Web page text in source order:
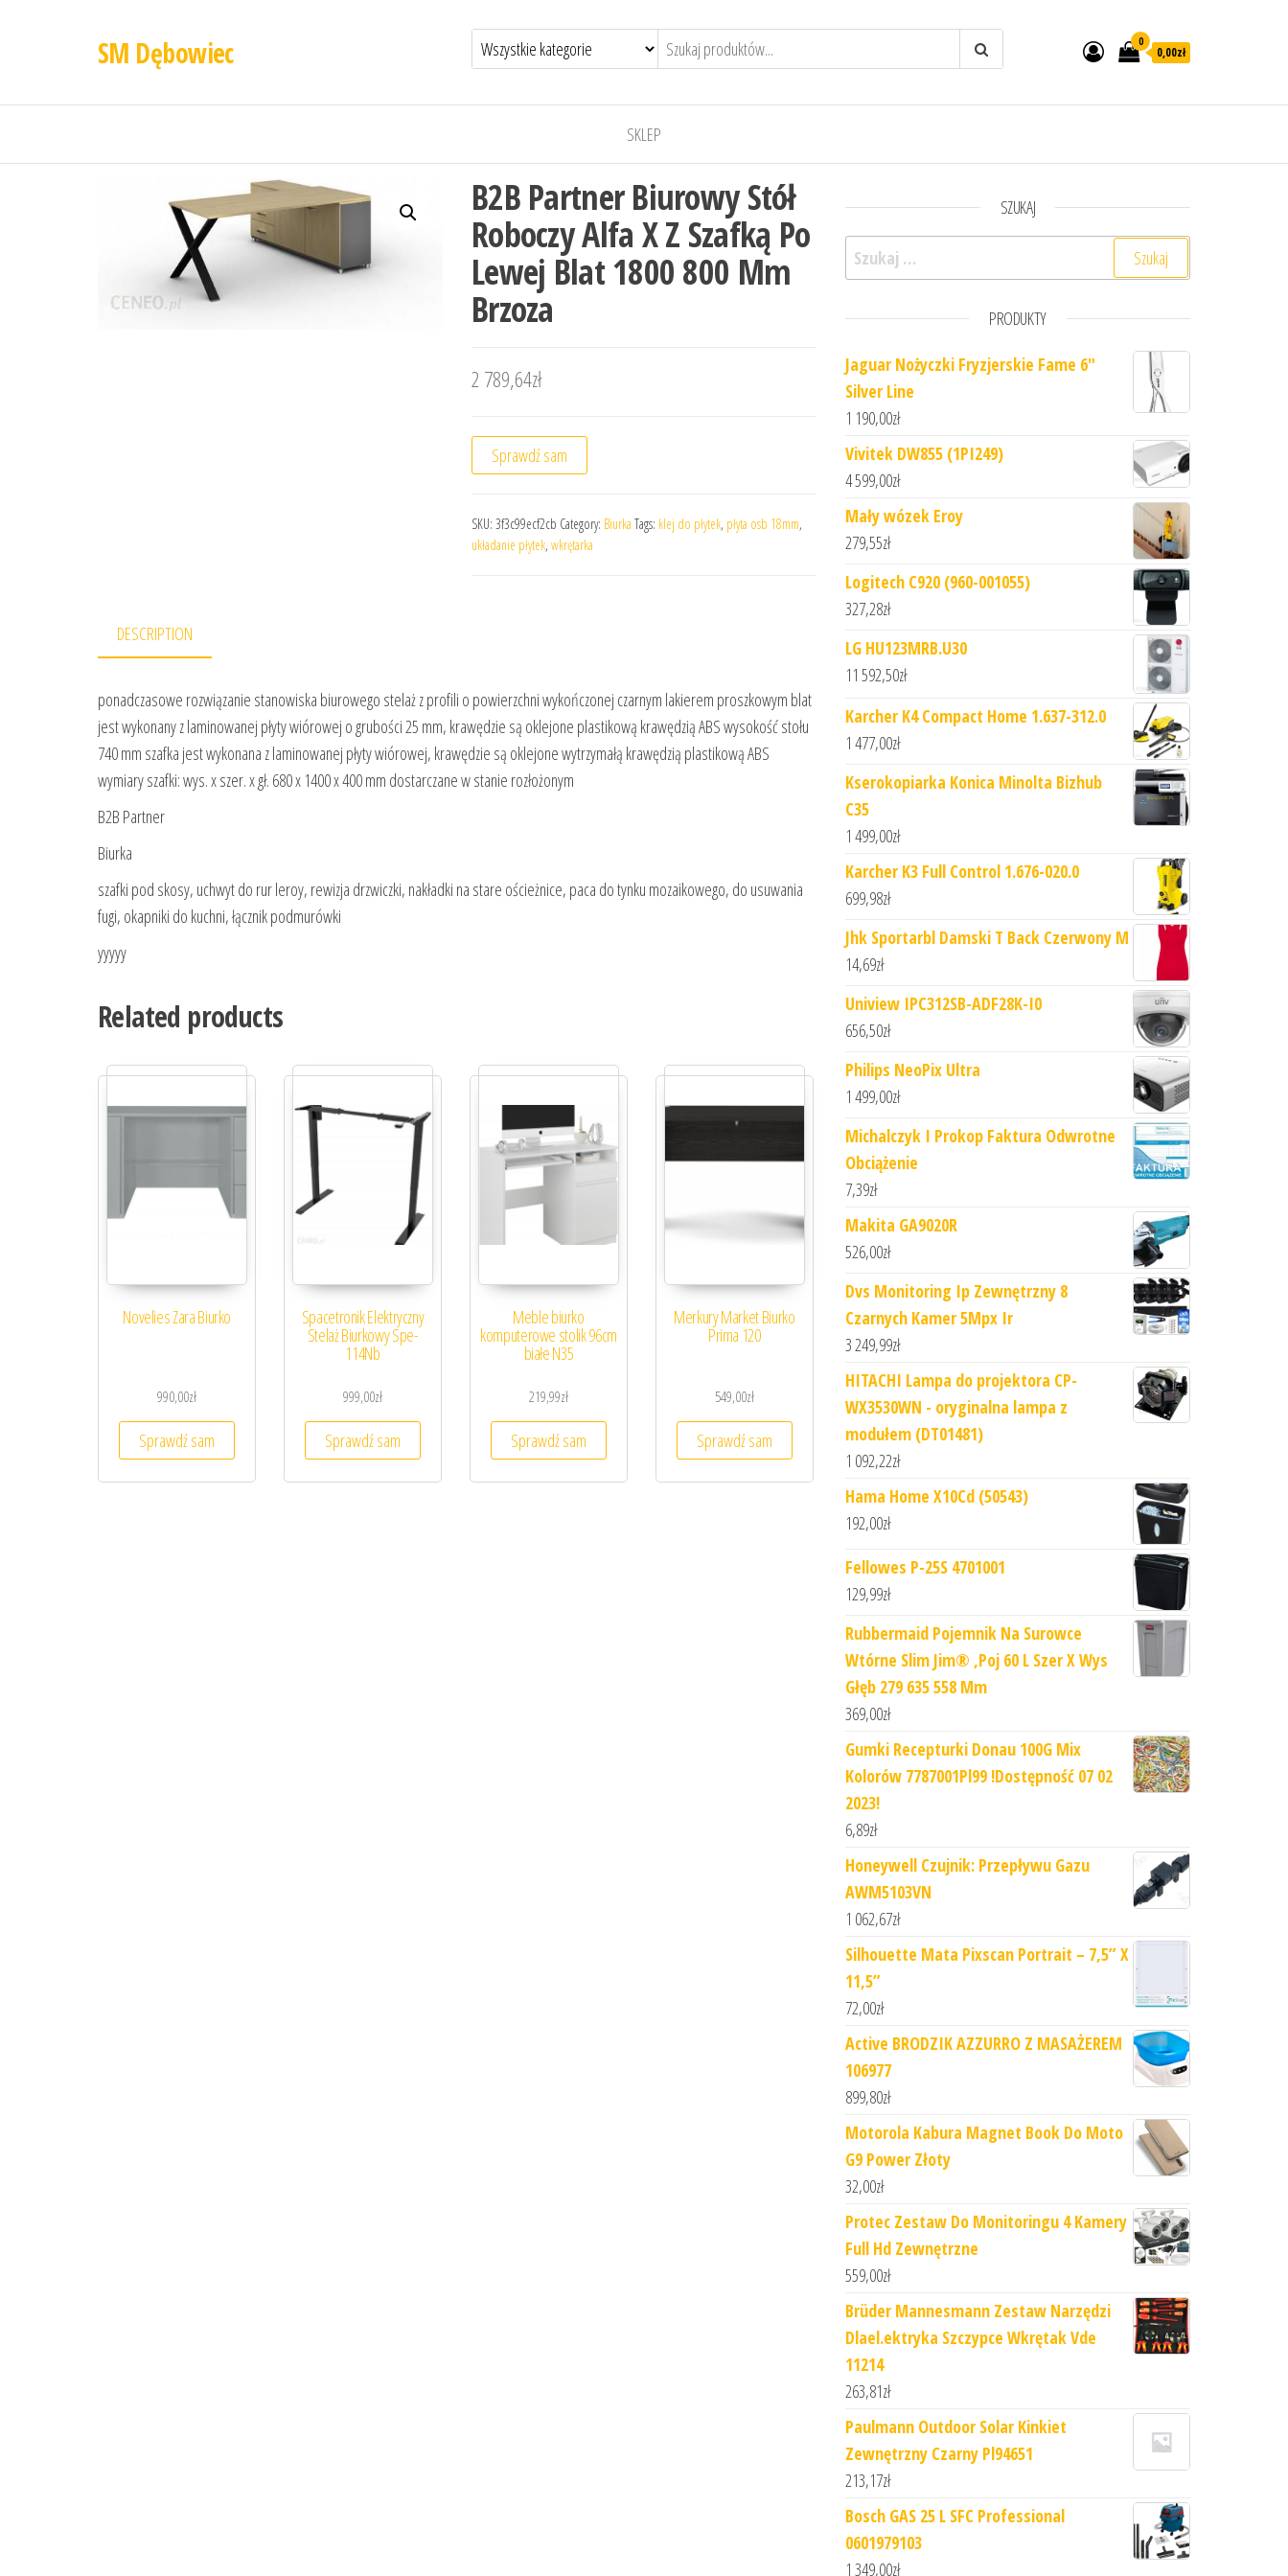
SM Dębowiec 0
0,00zł
SKLEP
B2B Partner Biurowy Stół
Roboczy Alfa X Z Szafką Po
Lewej Blat 1800 800 Mm
Brzoza
2 789,64zł
Sprawdź sam
SKU: 3f3c99ecf2cb Category: Biurka Tags: klej do płytek, płyta osb 18mm,
układanie płytek, wkrętarka
DESCRIPTION
ponadczasowe rozwiązanie stanowiska biurowego stelaż z profili o powierzchni wykończonej czarnym lakierem proszkowym blat
jest wykonany z laminowanej płyty wiórowej o grubości 25 mm, krawędzie są oklejone plastikową krawędzią ABS wysokość stołu
740 mm szafka jest wykonana z laminowanej płyty wiórowej, krawędzie są oklejone wytrzymałą krawędzią plastikową ABS
wymiary szafki: wys. x szer. x gł. 680 x 1400 x 400 mm dostarczane w stanie rozłożonym
B2B Partner
Biurka
szafki pod skosy, uchwyt do rur leroy, rewizja drzwiczki, nakładki na stare ościeżnice, paca do tynku mozaikowego, do usuwania
fugi, okapniki do kuchni, łącznik podmurówki
yyyyy
Related products
Novelies Zara Biurko
990,00zł
Sprawdź sam
Spacetronik Elektryczny
Stelaż Biurkowy Spe-
114Nb
999,00zł
Sprawdź sam
Meble biurko
komputerowe stolik 96cm
białe N35
219,99zł
Sprawdź sam
Merkury Market Biurko
Prima 120
549,00zł
Sprawdź sam
SZUKAJ
Szukaj:
PRODUKTY
Jaguar Nożyczki Fryzjerskie Fame 6"
Silver Line
1 190,00zł
Vivitek DW855 (1PI249)
4 599,00zł
Mały wózek Eroy
279,55zł
Logitech C920 (960-001055)
327,28zł
LG HU123MRB.U30
11 592,50zł
Karcher K4 Compact Home 1.637-312.0
1 477,00zł
Kserokopiarka Konica Minolta Bizhub
C35
1 499,00zł
Karcher K3 Full Control 1.676-020.0
699,98zł
Jhk Sportarbl Damski T Back Czerwony M
14,69zł
Uniview IPC312SB-ADF28K-I0
656,50zł
Philips NeoPix Ultra
1 499,00zł
Michalczyk I Prokop Faktura Odwrotne
Obciążenie
7,39zł
Makita GA9020R
526,00zł
Dvs Monitoring Ip Zewnętrzny 8
Czarnych Kamer 5Mpx Ir
3 249,99zł
HITACHI Lampa do projektora CP-
WX3530WN - oryginalna lampa z
modułem (DT01481)
1 092,22zł
Hama Home X10Cd (50543)
192,00zł
Fellowes P-25S 4701001
129,99zł
Rubbermaid Pojemnik Na Surowce
Wtórne Slim Jim® ,Poj 60 L Szer X Wys
Głęb 279 635 558 Mm
369,00zł
Gumki Recepturki Donau 100G Mix
Kolorów 7787001Pl99 !Dostępność 07 02
2023!
6,89zł
Honeywell Czujnik: Przepływu Gazu
AWM5103VN
1 062,67zł
Silhouette Mata Pixscan Portrait – 7,5” X
11,5”
72,00zł
Active BRODZIK AZZURRO Z MASAŻEREM
106977
899,80zł
Motorola Kabura Magnet Book Do Moto
G9 Power Złoty
32,00zł
Protec Zestaw Do Monitoringu 4 Kamery
Full Hd Zewnętrzne
559,00zł
Brüder Mannesmann Zestaw Narzędzi
Dlael.ektryka Szczypce Wkrętak Vde
11214
263,81zł
Paulmann Outdoor Solar Kinkiet
Zewnętrzny Czarny Pl94651
213,17zł
Bosch GAS 25 L SFC Professional
0601979103
1 349,00zł